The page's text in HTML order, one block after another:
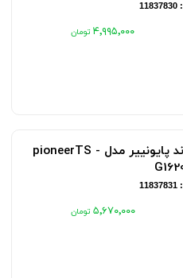
۴٬۹۹۵٬۰۰۰
باند پایونییر مدل pioneerTS -
۵٬۶۷۰٬۰۰۰